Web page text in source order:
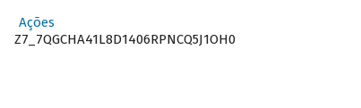
Ações
Z7_7QGCHA41L8D1406RPNCQ5J1OH0